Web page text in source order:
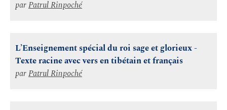
parPatrul Rinpoché
L’Enseignement spécial du roi sage et glorieux -
Texte racine avec vers en tibétain et français
parPatrul Rinpoché